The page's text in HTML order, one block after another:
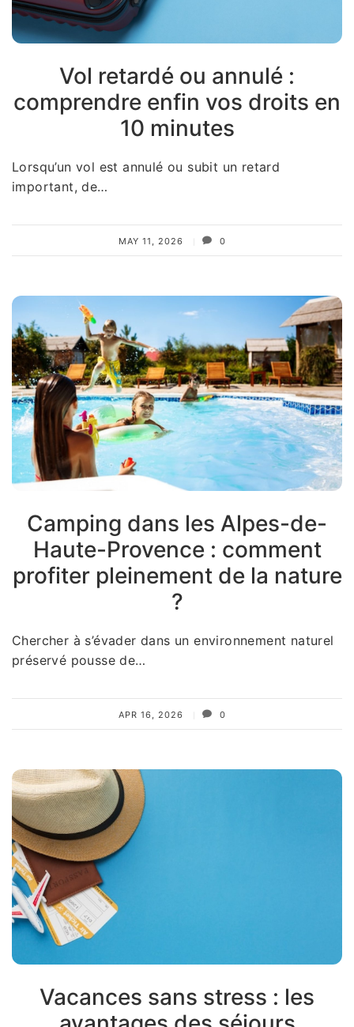
Vol retardé ou annulé :
comprendre enfin vos droits en
10 minutes
Lorsqu’un vol est annulé ou subit un retard
important, de…
MAY 11, 2026 0
Camping dans les Alpes-de-
Haute-Provence : comment
profiter pleinement de la nature
?
Chercher à s’évader dans un environnement naturel
préservé pousse de…
APR 16, 2026 0
Vacances sans stress : les